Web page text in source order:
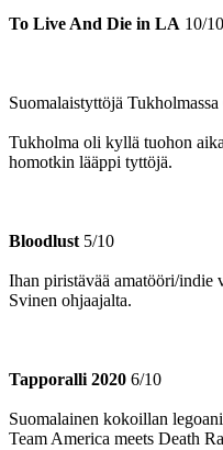
To Live And Die in LA 10/10
Suomalaistyttöjä Tukholmassa
Tukholma oli kyllä tuohon
homotkin lääppi tyttöjä.
Bloodlust 5/10
Ihan piristävää amatööri/indie
Svinen ohjaajalta.
Tapporalli 2020 6/10
Suomalainen kokoillan
Team America meets Death